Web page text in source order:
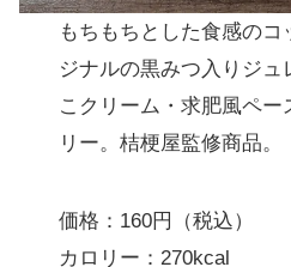
もちもちとした食感のコ
ジナルの黒みつ入りジュ
こクリーム・求肥風ペー
リー。桔梗屋監修商品。
価格：160円（税込）
カロリー：270kcal